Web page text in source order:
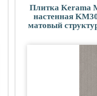
Плитка Kerama
настенная
матовый